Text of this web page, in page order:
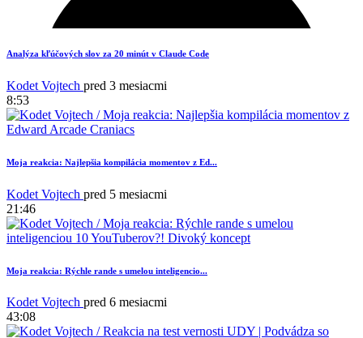
Analýza kľúčových slov za 20 minút v Claude Code
Kodet Vojtech pred 3 mesiacmi
8:53
Moja reakcia: Najlepšia kompilácia momentov z Ed...
Kodet Vojtech pred 5 mesiacmi
21:46
Moja reakcia: Rýchle rande s umelou inteligencio...
Kodet Vojtech pred 6 mesiacmi
43:08